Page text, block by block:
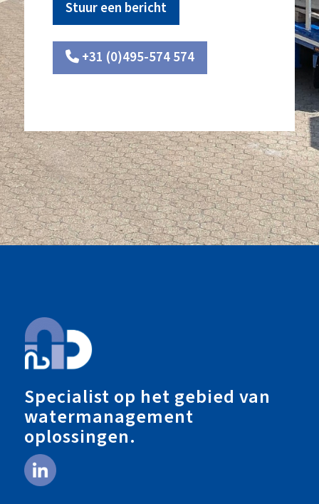
Stuur een bericht
+31 (0)495-574 574
Specialist op het gebied van
watermanagement
oplossingen.